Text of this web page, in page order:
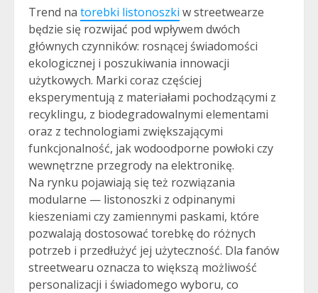
Trend na torebki listonoszki w streetwearze
będzie się rozwijać pod wpływem dwóch
głównych czynników: rosnącej świadomości
ekologicznej i poszukiwania innowacji
użytkowych. Marki coraz częściej
eksperymentują z materiałami pochodzącymi z
recyklingu, z biodegradowalnymi elementami
oraz z technologiami zwiększającymi
funkcjonalność, jak wodoodporne powłoki czy
wewnętrzne przegrody na elektronikę.
Na rynku pojawiają się też rozwiązania
modularne — listonoszki z odpinanymi
kieszeniami czy zamiennymi paskami, które
pozwalają dostosować torebkę do różnych
potrzeb i przedłużyć jej użyteczność. Dla fanów
streetwearu oznacza to większą możliwość
personalizacji i świadomego wyboru, co